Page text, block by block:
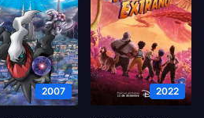
2007 2022